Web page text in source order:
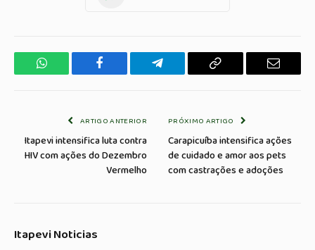
WhatsApp Facebook Telegrama Copiar
E-
ARTIGO ANTERIOR
Itapevi intensifica luta contra
HIV com ações do Dezembro
Vermelho
PRÓXIMO ARTIGO
Carapicuíba intensifica ações
de cuidado e amor aos pets
com castrações e adoções
Itapevi Noticias